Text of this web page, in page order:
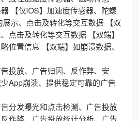
【仅iOS】加速度传感器、陀螺
示、点击及转化等交互数据 【双
点击及转化等交互数据 【双端】
位置信息 【双端】如崩溃数据、
投放、广告归因、反作弊、安
App崩溃、提供稳定可靠的广告
分发曝光和点击检测、广告投放